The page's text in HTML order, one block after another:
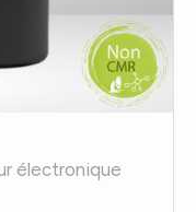
électronique